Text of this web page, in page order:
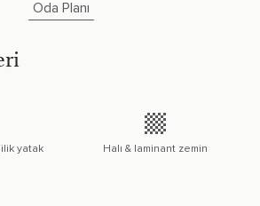
Oda Planı
yatak Halı & laminant zemin